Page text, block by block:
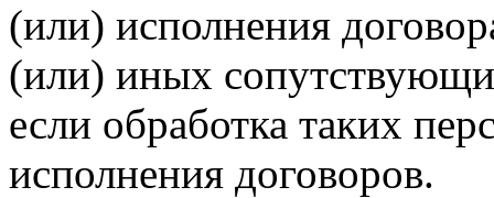
(или) исполнения
(или) иных
если обработка таких
исполнения договоров.